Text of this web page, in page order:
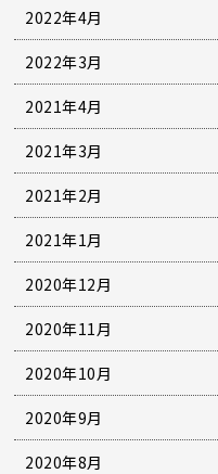
2022年4月
2022年3月
2021年4月
2021年3月
2021年2月
2021年1月
2020年12月
2020年11月
2020年10月
2020年9月
2020年8月